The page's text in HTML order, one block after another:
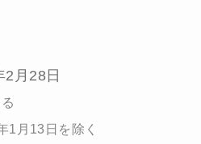
月28日
1月13日を除く